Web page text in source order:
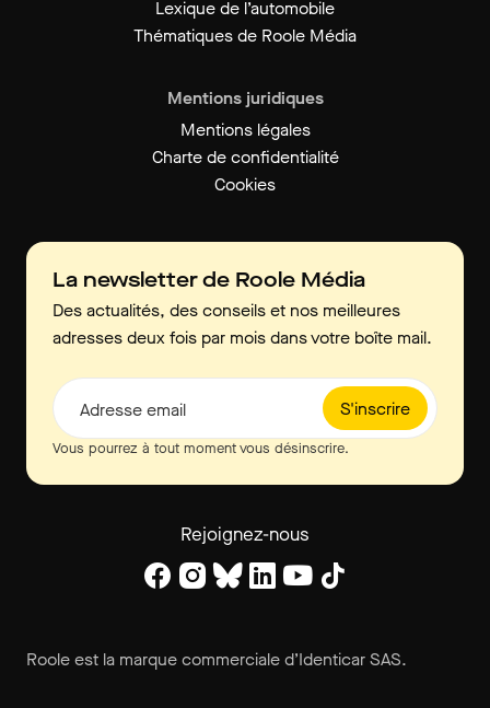
Lexique de l’automobile
Thématiques de Roole Média
Mentions juridiques
Mentions légales
Charte de confidentialité
Cookies
La newsletter de Roole Média
Des actualités, des conseils et nos meilleures
adresses deux fois par mois dans votre boîte mail.
S'inscrire
Adresse email
Vous pourrez à tout moment vous désinscrire.
Rejoignez-nous
Roole est la marque commerciale d’Identicar SAS.